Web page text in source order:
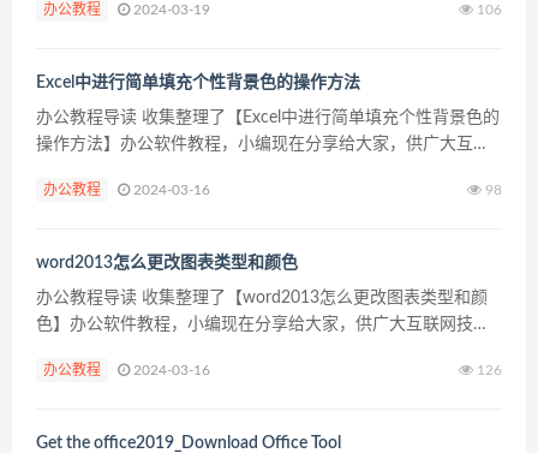
包含516字，纯文字阅读大概需要1分钟。 办公教程...
办公教程 2024-03-19 106
Excel中进行简单填充个性背景色的操作方法
办公教程导读 收集整理了【Excel中进行简单填充个性背景色的
操作方法】办公软件教程，小编现在分享给大家，供广大互联
要1分钟。 办公教程内容图文 Excel中...
办公教程 2024-03-16 98
word2013怎么更改图表类型和颜色
办公教程导读 收集整理了【word2013怎么更改图表类型和颜
色】办公软件教程，小编现在分享给大家，供广大互联网技能
钟。 办公教程内容图文 更改图表类型 ...
办公教程 2024-03-16 126
Get the office2019_Download Office Tool